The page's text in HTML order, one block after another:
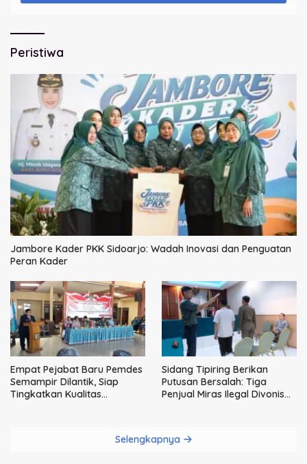
Peristiwa
Jambore Kader PKK Sidoarjo: Wadah Inovasi dan Penguatan
Peran Kader
Empat Pejabat Baru Pemdes
Semampir Dilantik, Siap
Tingkatkan Kualitas
Sidang Tipiring Berikan
Putusan Bersalah: Tiga
Penjual Miras Ilegal Divonis
Selengkapnya